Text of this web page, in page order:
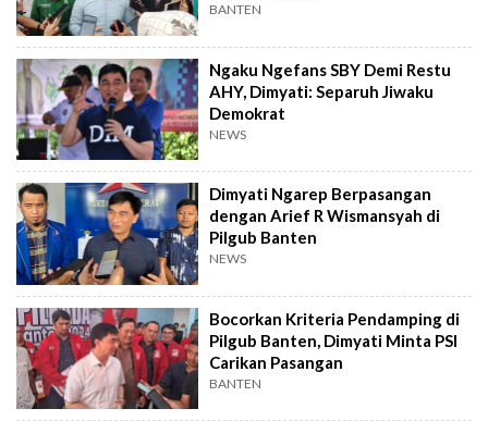
BANTEN
Ngaku Ngefans SBY Demi Restu
AHY, Dimyati: Separuh Jiwaku
Demokrat
NEWS
Dimyati Ngarep Berpasangan
dengan Arief R Wismansyah di
Pilgub Banten
NEWS
Bocorkan Kriteria Pendamping di
Pilgub Banten, Dimyati Minta PSI
Carikan Pasangan
BANTEN